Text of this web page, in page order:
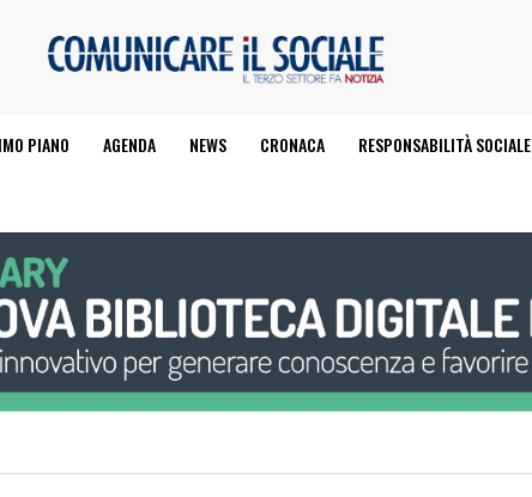
PIANO AGENDA NEWS CRONACA RESPONSABILITÀ SOCIALE